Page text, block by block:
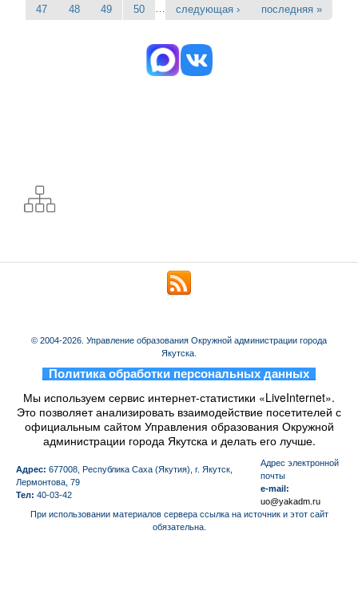
47
48 49 50 следующая › последняя »
© 2004-2026. Управление образования Окружной администрации города
Якутска.
Политика обработки персональных данных
Мы используем сервис интернет-статистики «LiveInternet».
Это позволяет анализировать взаимодействие посетителей с
официальным сайтом Управления образования Окружной
администрации города Якутска и делать его лучше.
Адрес: 677008, Республика Саха (Якутия), г. Якутск,
Лермонтова, 79
Тел: 40-03-42
Aдрес электронной
почты
e-mail:
uo@yakadm.ru
При использовании материалов сервера ссылка на источник и этот сайт
обязательна.